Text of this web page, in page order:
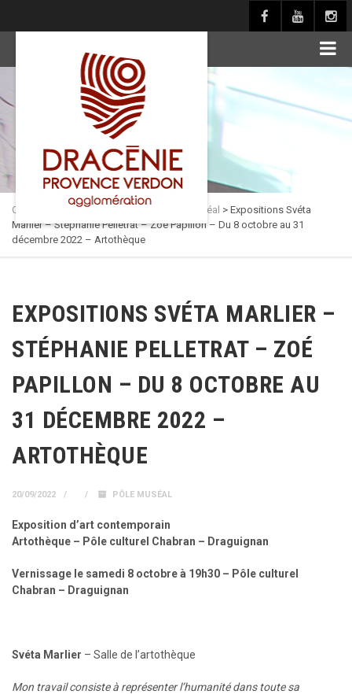
Culture en Dracénie Pôle muséal > Expositions Svéta
Marlier – Stéphanie Pelletrat – Zoé Papillon – Du 8 octobre au 31
décembre 2022 – Artothèque
EXPOSITIONS SVÉTA MARLIER –
STÉPHANIE PELLETRAT – ZOÉ
PAPILLON – DU 8 OCTOBRE AU
31 DÉCEMBRE 2022 –
ARTOTHÈQUE
20/09/2022 PÔLE MUSÉAL
Exposition d’art contemporain
Artothèque – Pôle culturel Chabran – Draguignan
Vernissage le samedi 8 octobre à 19h30 – Pôle culturel
Chabran – Draguignan
Svéta Marlier – Salle de l’artothèque
Mon travail consiste à représenter l’humanité dans toute sa